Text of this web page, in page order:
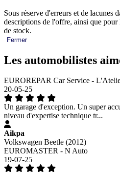
Sous réserve d'erreurs et de lacunes
descriptions de l'offre, ainsi que pour
de stock.
Fermer
Les automobilistes
EUROREPAR Car Service -
20-05-25
Un garage d'exception. Un super
niveau d'expertise technique tr...
Aikpa
Volkswagen Beetle (2012)
EUROMASTER - N Auto
19-07-25